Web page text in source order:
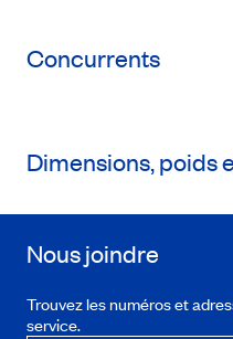
Concurrents
Dimensions, poids
Nous joindre
Trouvez les numéros et
service.